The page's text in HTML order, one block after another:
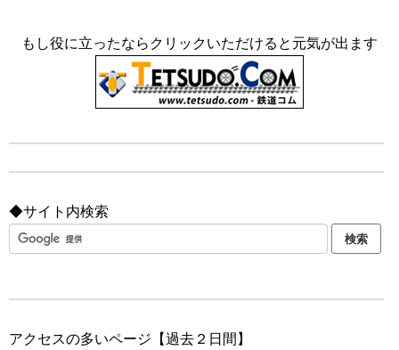
もし役に立ったならクリックいただけると元気が出ます
◆サイト内検索
アクセスの多いページ【過去２日間】